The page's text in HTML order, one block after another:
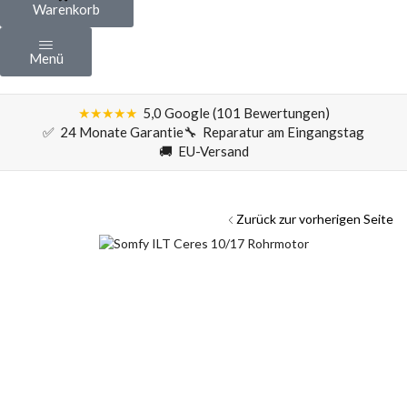
Warenkorb
Menü
★★★★★ 5,0 Google (101 Bewertungen)
✅ 24 Monate Garantie🔧 Reparatur am Eingangstag
🚚 EU-Versand
Zurück zur vorherigen Seite